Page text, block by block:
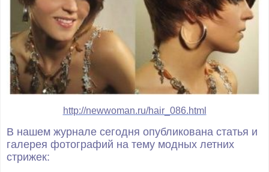
http://newwoman.ru/hair_086.html
В нашем журнале сегодня опубликована статья и
галерея фотографий на тему модных летних
стрижек: